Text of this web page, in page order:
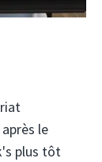
le
plus tôt